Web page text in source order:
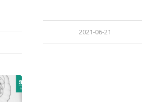
2021-06-21